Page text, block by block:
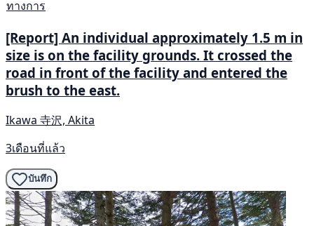
ทางการ
[Report] An individual approximately 1.5 m in
size is on the facility grounds. It crossed the
road in front of the facility and entered the
brush to the east.
Ikawa 寺沢, Akita
3เดือนที่แล้ว
บันทึก